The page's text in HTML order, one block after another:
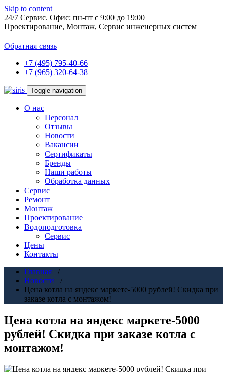
Skip to content
24/7 Сервис. Офис: пн-пт с 9:00 до 19:00
Проектирование, Монтаж, Сервис инженерных систем
Обратная связь
+7 (495) 795-40-66
+7 (965) 320-64-38
Toggle navigation
О нас
Персонал
Отзывы
Новости
Вакансии
Сертификаты
Бренды
Наши работы
Обработка данных
Сервис
Ремонт
Монтаж
Проектирование
Водоподготовка
Сервис
Цены
Контакты
Главная /
Новости /
Цена котла на яндекс маркете-5000 рублей! Скидка при
заказе котла с монтажом!
Цена котла на яндекс маркете-5000
рублей! Скидка при заказе котла с
монтажом!